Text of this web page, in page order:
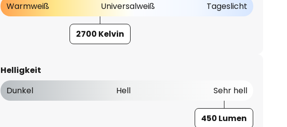
Warmweiß
Universalweiß Tageslicht
2700 Kelvin
Helligkeit
Dunkel
Hell Sehr hell
450 Lumen